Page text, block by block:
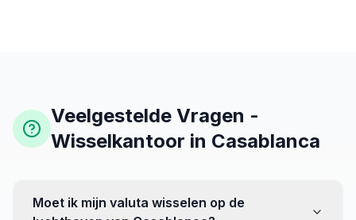
Veelgestelde Vragen -
Wisselkantoor in Casablanca
Moet ik mijn valuta wisselen op de